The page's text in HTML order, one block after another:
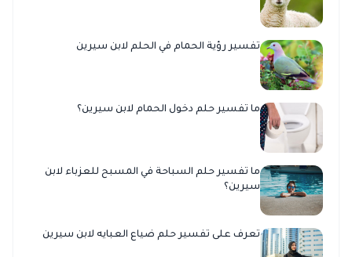
تفسير رؤية الحمام في الحلم لابن سيرين
ما تفسير حلم دخول الحمام لابن سيرين؟
ما تفسير حلم السباحة في المسبح للعزباء لابن
سيرين؟
تعرف على تفسير حلم ضياع العبايه لابن سيرين